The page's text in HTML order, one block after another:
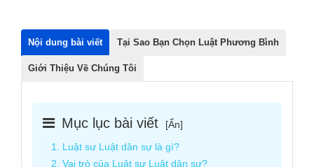
Nội dung bài viết Tại Sao Bạn Chọn Luật Phương Bình
Giới Thiệu Về Chúng Tôi
Mục lục bài viết [Ẩn]
1. Luật sư Luật dân sự là gì?
2. Vai trò của Luật sư Luật dân sự?